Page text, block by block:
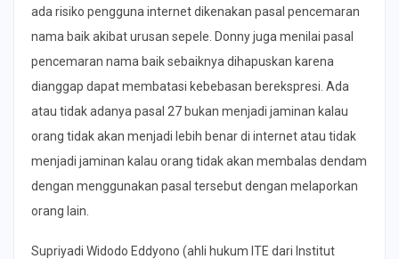
ada risiko pengguna internet dikenakan pasal pencemaran
nama baik akibat urusan sepele. Donny juga menilai pasal
pencemaran nama baik sebaiknya dihapuskan karena
dianggap dapat membatasi kebebasan berekspresi. Ada
atau tidak adanya pasal 27 bukan menjadi jaminan kalau
orang tidak akan menjadi lebih benar di internet atau tidak
menjadi jaminan kalau orang tidak akan membalas dendam
dengan menggunakan pasal tersebut dengan melaporkan
orang lain.
Supriyadi Widodo Eddyono (ahli hukum ITE dari Institut